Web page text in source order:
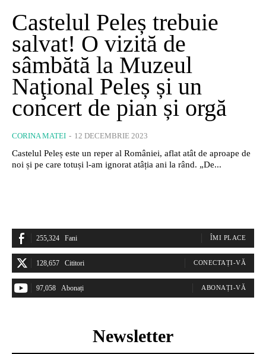
Castelul Peleș trebuie
salvat! O vizită de
sâmbătă la Muzeul
Naţional Peleș și un
concert de pian și orgă
CORINA MATEI - 12 DECEMBRIE 2023
Castelul Peleș este un reper al României, aflat atât de aproape de
noi și pe care totuși l-am ignorat atâția ani la rând. „De...
255,324 Fani ÎMI PLACE
128,657 Cititori CONECTAȚI-VĂ
97,058 Abonați ABONAȚI-VĂ
Newsletter